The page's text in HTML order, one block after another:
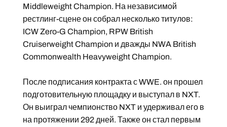
Middleweight Champion. На независимой
рестлинг-сцене он собрал несколько титулов:
ICW Zero-G Champion, RPW British
Cruiserweight Champion и дважды NWA British
Commonwealth Heavyweight Champion.
После подписания контракта с WWE. он прошел
подготовительную площадку и выступал в NXT.
Он выиграл чемпионство NXT и удерживал его в
на протяжении 292 дней. Также он стал первым